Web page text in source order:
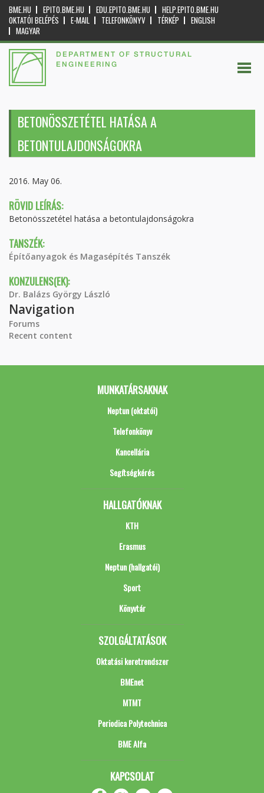
BME.HU EPITO.BME.HU EDU.EPITO.BME.HU
HELP.EPITO.BME.HU
OKTATÓI BELÉPÉS
E-MAIL TELEFONKÖNYV TÉRKÉP
ENGLISH
MAGYAR
DEPARTMENT OF STRUCTURAL
ENGINEERING
BETONÖSSZETÉTEL HATÁSA A
BETONTULAJDONSÁGOKRA
2016. May 06.
RÖVID LEÍRÁS:
Betonösszetétel hatása a betontulajdonságokra
TANSZÉK:
Építőanyagok és Magasépítés Tanszék
KONZULENS(EK):
Dr. Balázs György László
Navigation
Forums
Recent content
MUNKATÁRSAKNAK
Neptun (oktatói)
Telefonkönyv
Kancellária
Segítségkérés
HALLGATÓKNAK
KTH
Erasmus
Neptun (hallgatói)
Sport
Könyvtár
SZOLGÁLTATÁSOK
Oktatási keretrendszer
BMEnet
MTMT
Periodica Polytechnica
BME Alfa
KAPCSOLAT